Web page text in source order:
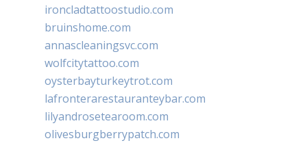
ironcladtattoostudio.com
bruinshome.com
annascleaningsvc.com
wolfcitytattoo.com
oysterbayturkeytrot.com
lafronterarestauranteybar.com
lilyandrosetearoom.com
olivesburgberrypatch.com